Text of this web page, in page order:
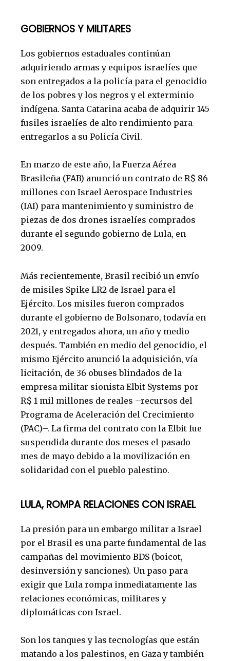
GOBIERNOS Y MILITARES
Los gobiernos estaduales continúan
adquiriendo armas y equipos israelíes que
son entregados a la policía para el genocidio
de los pobres y los negros y el exterminio
indígena. Santa Catarina acaba de adquirir 145
fusiles israelíes de alto rendimiento para
entregarlos a su Policía Civil.
En marzo de este año, la Fuerza Aérea
Brasileña (FAB) anunció un contrato de R$ 86
millones con Israel Aerospace Industries
(IAI) para mantenimiento y suministro de
piezas de dos drones israelíes comprados
durante el segundo gobierno de Lula, en
2009.
Más recientemente, Brasil recibió un envío
de misiles Spike LR2 de Israel para el
Ejército. Los misiles fueron comprados
durante el gobierno de Bolsonaro, todavía en
2021, y entregados ahora, un año y medio
después. También en medio del genocidio, el
mismo Ejército anunció la adquisición, vía
licitación, de 36 obuses blindados de la
empresa militar sionista Elbit Systems por
R$ 1 mil millones de reales –recursos del
Programa de Aceleración del Crecimiento
(PAC)–. La firma del contrato con la Elbit fue
suspendida durante dos meses el pasado
mes de mayo debido a la movilización en
solidaridad con el pueblo palestino.
LULA, ROMPA RELACIONES CON ISRAEL
La presión para un embargo militar a Israel
por el Brasil es una parte fundamental de las
campañas del movimiento BDS (boicot,
desinversión y sanciones). Un paso para
exigir que Lula rompa inmediatamente las
relaciones económicas, militares y
diplomáticas con Israel.
Son los tanques y las tecnologías que están
matando a los palestinos, en Gaza y también